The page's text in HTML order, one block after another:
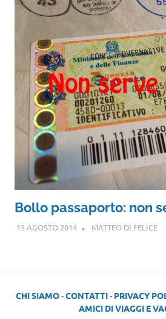
Bollo passaporto: non
13 AGOSTO 2014 MATTEO DI FELICE
CHI SIAMO-CONTATTI- PRIVACY
AMICI DI VIAGGI E